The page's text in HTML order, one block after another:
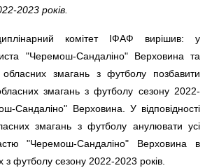
2023 років.
комітет ІФАФ вирішив: у
"Черемош-Сандаліно" Верховина та
обласних змагань з футболу позбавити
змагань з футболу сезону 2022-
Сандаліно" Верховина. У відповідності
змагань з футболу анулювати усі
"Черемош-Сандаліно" Верховина в
з футболу сезону 2022-2023 років.